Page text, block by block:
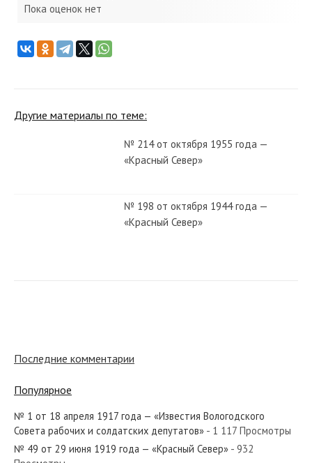
Пока оценок нет
Другие материалы по теме:
№ 214 от октября 1955 года —
«Красный Север»
№ 198 от октября 1944 года —
«Красный Север»
№ 24 от января 1952 года —
Последние комментарии
Популярное
№ 1 от 18 апреля 1917 года — «Известия Вологодского
Совета рабочих и солдатских депутатов» - 1 117 Просмотры
№ 49 от 29 июня 1919 года — «Красный Север» - 932